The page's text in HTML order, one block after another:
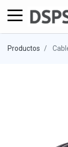
Productos